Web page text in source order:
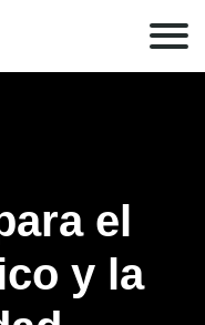
el
y la